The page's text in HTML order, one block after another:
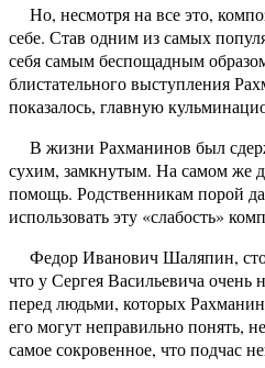
Но, несмотря на все это,
себе. Став одним из самых
себя самым беспощадным
блистательного выступления
показалось, главную
В жизни Рахманинов был
сухим, замкнутым. На самом же
помощь. Родственникам порой
использовать эту «слабость»
Федор Иванович Шаляпин,
что у Сергея Васильевича очень
перед людьми, которых
его могут неправильно понять,
самое сокровенное, что подчас